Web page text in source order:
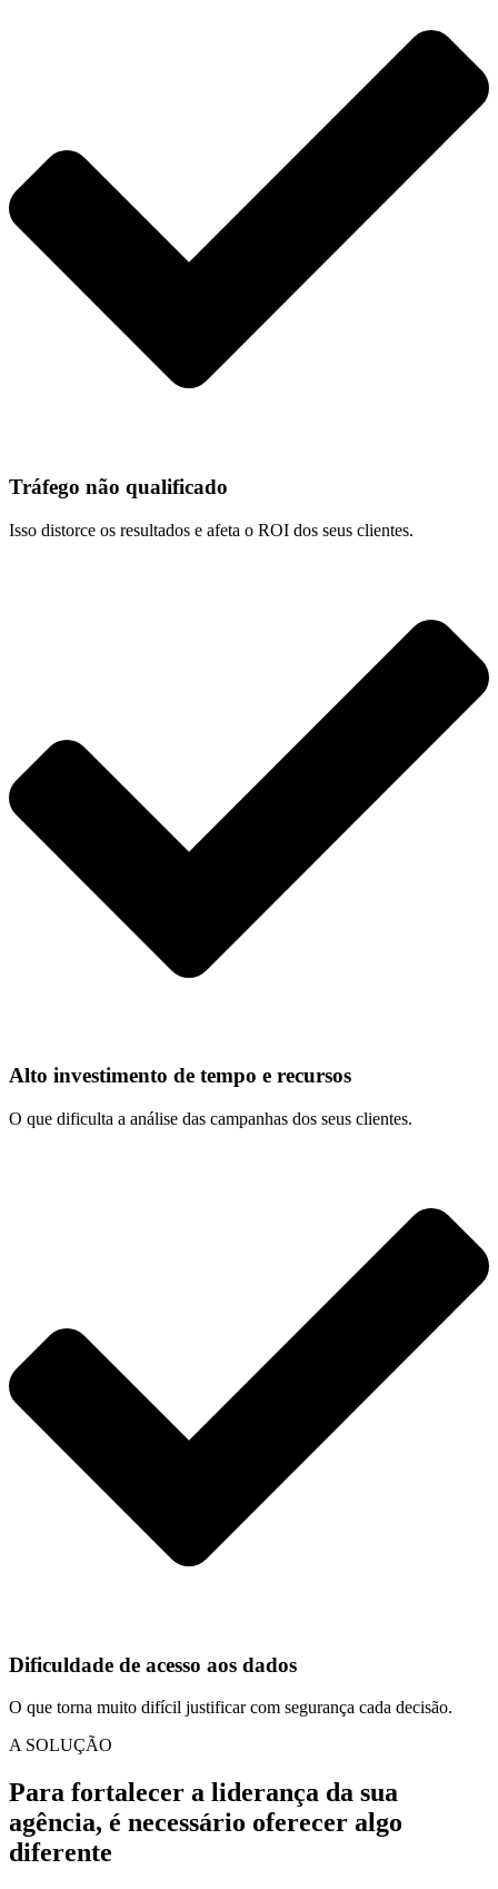
Tráfego não qualificado
Isso distorce os resultados e afeta o ROI dos seus clientes.
Alto investimento de tempo e recursos
O que dificulta a análise das campanhas dos seus clientes.
Dificuldade de acesso aos dados
O que torna muito difícil justificar com segurança cada decisão.
A SOLUÇÃO
Para fortalecer a liderança da sua
agência, é necessário oferecer algo
diferente